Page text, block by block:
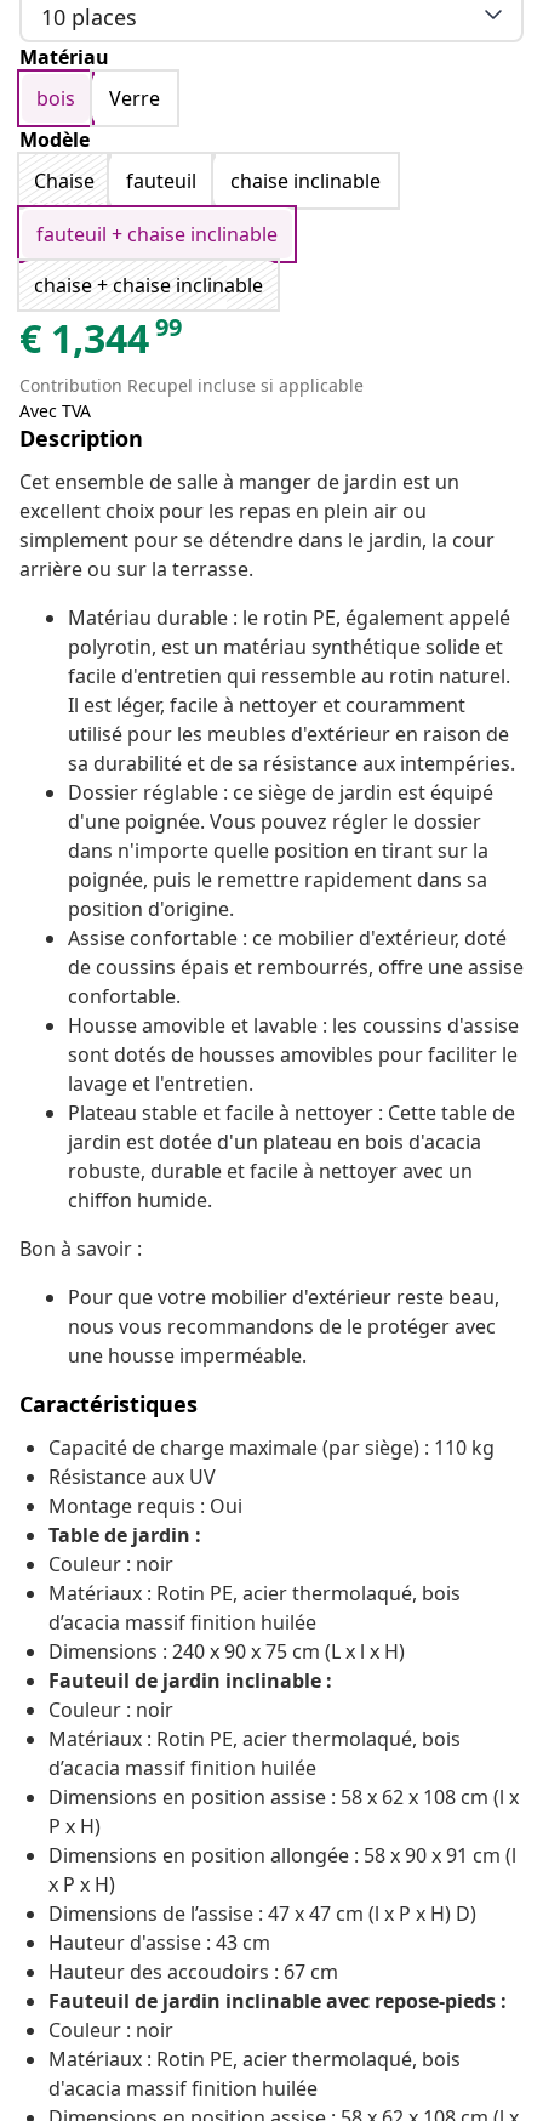
10 places
Matériau
bois
Verre
Modèle
Chaise
fauteuil
chaise inclinable
fauteuil + chaise inclinable
chaise + chaise inclinable
€ 1,34499
Contribution Recupel incluse si applicable
Avec TVA
Description
Cet ensemble de salle à manger de jardin est un
excellent choix pour les repas en plein air ou
simplement pour se détendre dans le jardin, la cour
arrière ou sur la terrasse.
Matériau durable : le rotin PE, également appelé
polyrotin, est un matériau synthétique solide et
facile d'entretien qui ressemble au rotin naturel.
Il est léger, facile à nettoyer et couramment
utilisé pour les meubles d'extérieur en raison de
sa durabilité et de sa résistance aux intempéries.
Dossier réglable : ce siège de jardin est équipé
d'une poignée. Vous pouvez régler le dossier
dans n'importe quelle position en tirant sur la
poignée, puis le remettre rapidement dans sa
position d'origine.
Assise confortable : ce mobilier d'extérieur, doté
de coussins épais et rembourrés, offre une assise
confortable.
Housse amovible et lavable : les coussins d'assise
sont dotés de housses amovibles pour faciliter le
lavage et l'entretien.
Plateau stable et facile à nettoyer : Cette table de
jardin est dotée d'un plateau en bois d'acacia
robuste, durable et facile à nettoyer avec un
chiffon humide.
Bon à savoir :
Pour que votre mobilier d'extérieur reste beau,
nous vous recommandons de le protéger avec
une housse imperméable.
Caractéristiques
Capacité de charge maximale (par siège) : 110 kg
Résistance aux UV
Montage requis : Oui
Table de jardin :
Couleur : noir
Matériaux : Rotin PE, acier thermolaqué, bois
d’acacia massif finition huilée
Dimensions : 240 x 90 x 75 cm (L x l x H)
Fauteuil de jardin inclinable :
Couleur : noir
Matériaux : Rotin PE, acier thermolaqué, bois
d’acacia massif finition huilée
Dimensions en position assise : 58 x 62 x 108 cm (l x
P x H)
Dimensions en position allongée : 58 x 90 x 91 cm (l
x P x H)
Dimensions de l’assise : 47 x 47 cm (l x P x H) D)
Hauteur d'assise : 43 cm
Hauteur des accoudoirs : 67 cm
Fauteuil de jardin inclinable avec repose-pieds :
Couleur : noir
Matériaux : Rotin PE, acier thermolaqué, bois
d'acacia massif finition huilée